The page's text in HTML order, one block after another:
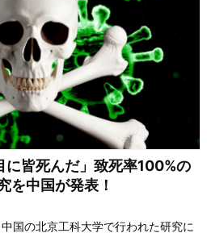
に皆死んだ」致死率100%の
を中国が発表！
国の北京工科大学で行われた研究に